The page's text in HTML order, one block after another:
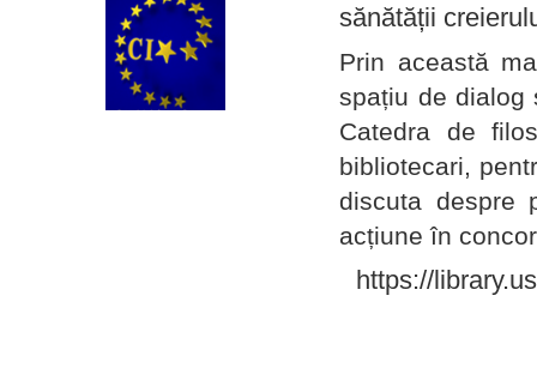
sănătății
Prin această
spațiu de dialog
Catedra de
bibliotecari,
discuta despre
acțiune în
https://